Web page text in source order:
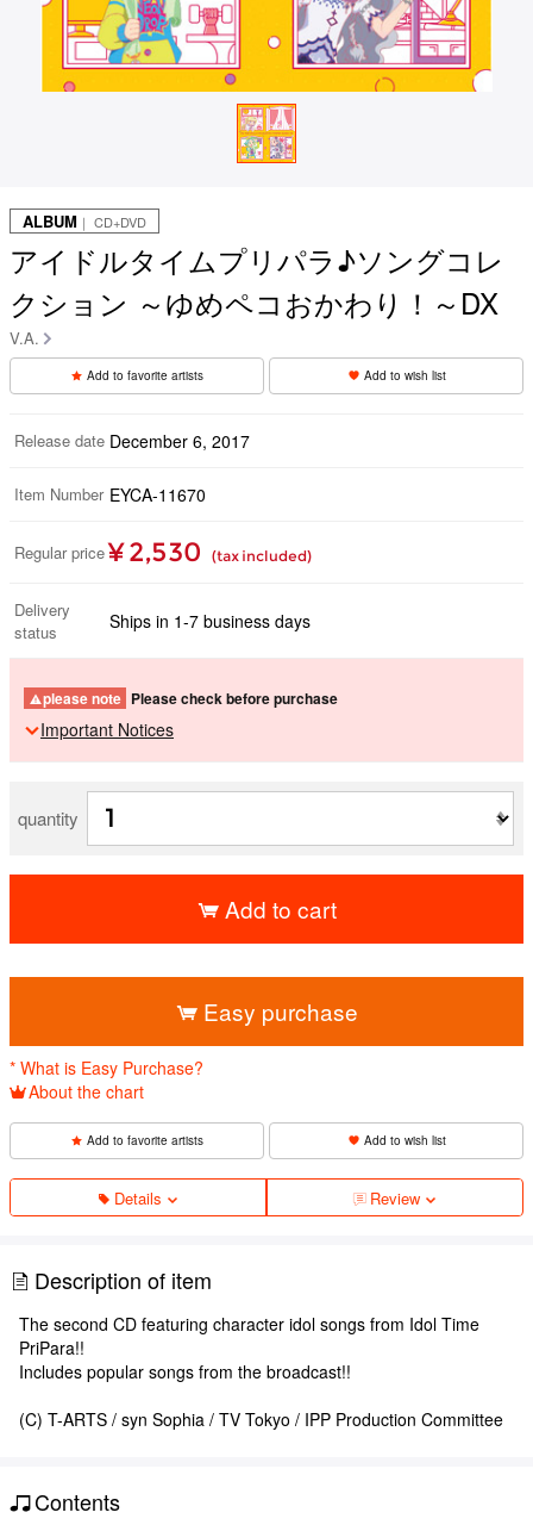
ALBUM ｜ CD+DVD
アイドルタイムプリパラ♪ソングコレ
クション ～ゆめペコおかわり！～DX
V.A.
Add to favorite artists Add to wish list
Release date December 6, 2017
Item Number EYCA-11670
Regular price ¥ 2,530 (tax included)
Delivery
status
Ships in 1-7 business days
please note Please check before purchase
Important Notices
quantity
Add to cart
Easy purchase
* What is Easy Purchase?
About the chart
Add to favorite artists Add to wish list
Details Review
Description of item
The second CD featuring character idol songs from Idol Time
PriPara!!
Includes popular songs from the broadcast!!
(C) T-ARTS / syn Sophia / TV Tokyo / IPP Production Committee
Contents